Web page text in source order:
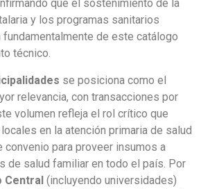
que el sostenimiento de la
y los programas sanitarios
de este catálogo
técnico.
se posiciona como el
relevancia, con transacciones por
volumen refleja el rol crítico que
en la atención primaria de salud
convenio para proveer insumos a
de salud familiar en todo el país. Por
Central (incluyendo universidades)